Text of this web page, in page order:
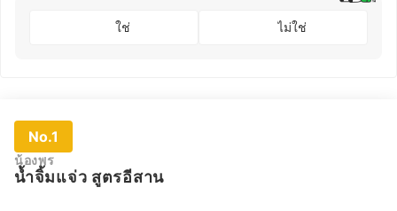
ใช่ ไม่ใช่
No.1
น้องพร
น้ำจิ้มแจ่ว สูตรอีสาน